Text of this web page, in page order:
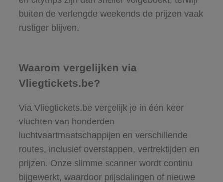
buiten de verlengde weekends de prijzen vaak
rustiger blijven.
Waarom vergelijken via
Vliegtickets.be?
Via Vliegtickets.be vergelijk je in één keer
vluchten van honderden
luchtvaartmaatschappijen en verschillende
routes, inclusief overstappen, vertrektijden en
prijzen. Onze slimme scanner wordt continu
bijgewerkt, waardoor prijsdalingen of nieuwe